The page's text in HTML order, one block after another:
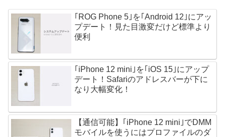
｢ROG Phone 5｣を｢Android 12｣にアッ
プデート！見た目激変だけど標準より
便利
｢iPhone 12 mini｣を｢iOS 15｣にアップ
デート！Safariのアドレスバーが下に
なり大幅変化！
【通信可能】｢iPhone 12 mini｣でDMM
モバイルを使うにはプロファイルのダ